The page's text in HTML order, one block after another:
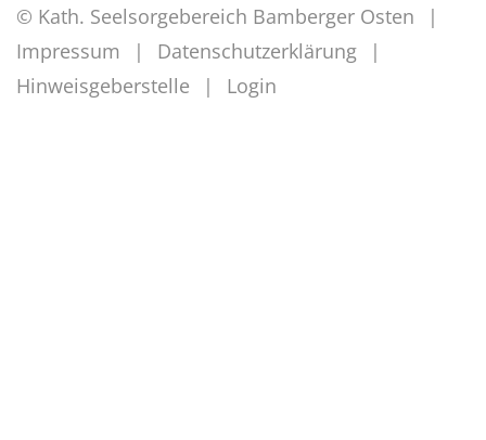
© Kath. Seelsorgebereich Bamberger Osten
Impressum
Datenschutzerklärung
Hinweisgeberstelle
Login